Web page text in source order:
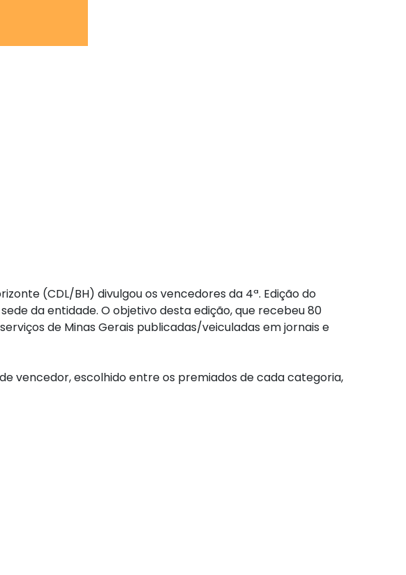
(CDL/BH) divulgou os vencedores da 4ª. Edição do
da entidade. O objetivo desta edição, que recebeu 80
de Minas Gerais publicadas/veiculadas em jornais e
vencedor, escolhido entre os premiados de cada categoria,